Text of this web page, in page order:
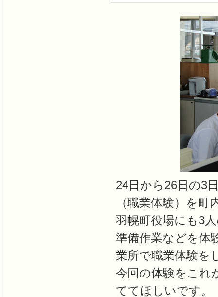
24日から26日の3
（職業体験）を
羽幌町役場にも3
準備作業などを体
業所で職業体験を
今回の体験をこれ
ててほしいです。